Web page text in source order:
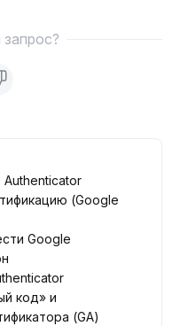
Authenticator
(Google
Google
код» и
(GA)